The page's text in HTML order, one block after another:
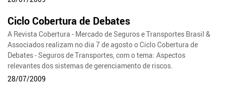
Ciclo Cobertura de Debates
A Revista Cobertura - Mercado de Seguros e Transportes Brasil &
Associados realizam no dia 7 de agosto o Ciclo Cobertura de
Debates - Seguros de Transportes, com o tema: Aspectos
relevantes dos sistemas de gerenciamento de riscos.
28/07/2009